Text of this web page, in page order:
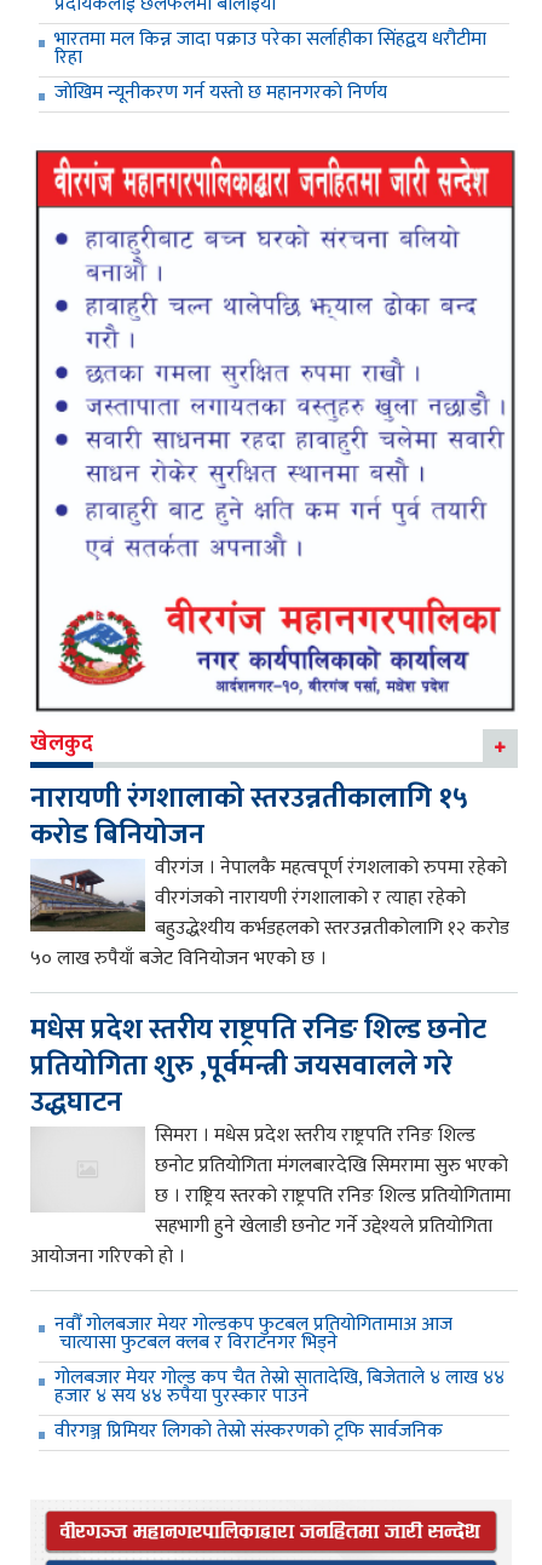
भारतमा मल किन्न जादा पक्राउ परेका सर्लाहीका सिंहद्वय धरौटीमा
रिहा
जाेखिम न्यूनीकरण गर्न यस्ताे छ महानगरकाे निर्णय
खेलकुद
नारायणी रंगशालाको स्तरउन्नतीकालागि १५
करोड बिनियोजन
वीरगंज । नेपालकै महत्वपूर्ण रंगशलाको रुपमा रहेको
वीरगंजको नारायणी रंगशालाको र त्याहा रहेको
बहुउद्धेश्यीय कर्भडहलको स्तरउन्नतीकोलागि १२ करोड
५० लाख रुपैयाँ बजेट विनियोजन भएको छ ।
मधेस प्रदेश स्तरीय राष्ट्रपति रनिङ शिल्ड छनोट
प्रतियोगिता शुरु ,पूर्वमन्त्री जयसवालले गरे
उद्धघाटन
सिमरा । मधेस प्रदेश स्तरीय राष्ट्रपति रनिङ शिल्ड
छनोट प्रतियोगिता मंगलबारदेखि सिमरामा सुरु भएको
छ । राष्ट्रिय स्तरको राष्ट्रपति रनिङ शिल्ड प्रतियोगितामा
सहभागी हुने खेलाडी छनोट गर्ने उद्देश्यले प्रतियोगिता
आयोजना गरिएको हो ।
नवौँ गोलबजार मेयर गोल्डकप फुटबल प्रतियोगितामाअ आज
चात्यासा फुटबल क्लब र विराटनगर भिड्ने
गोलबजार मेयर गोल्ड कप चैत तेस्रो सातादेखि, बिजेताले ४ लाख ४४
हजार ४ सय ४४ रुपैया पुरस्कार पाउने
वीरगञ्ज प्रिमियर लिगको तेस्रो संस्करणको ट्रफि सार्वजनिक